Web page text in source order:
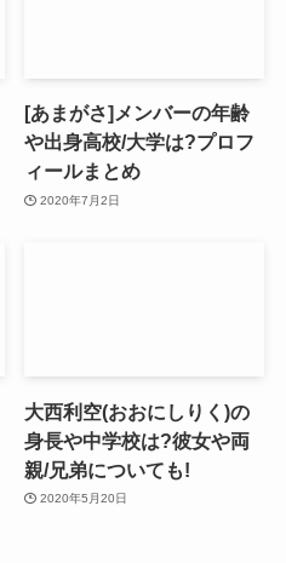
[あまがさ]メンバーの年齢
や出身高校/大学は?プロフ
ィールまとめ
2020年7月2日
大西利空(おおにしりく)の
身長や中学校は?彼女や両
親/兄弟についても!
2020年5月20日